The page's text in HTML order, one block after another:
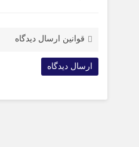
قوانین ارسال دیدگاه